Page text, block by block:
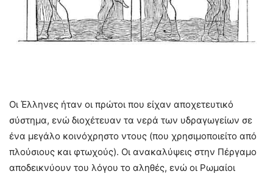
Οι Έλληνες ήταν οι πρώτοι που είχαν αποχετευτικό
σύστημα, ενώ διοχέτευαν τα νερά των υδραγωγείων σε
ένα μεγάλο κοινόχρηστο ντους (που χρησιμοποιείτο από
πλούσιους και φτωχούς). Οι ανακαλύψεις στην Πέργαμο
αποδεικνύουν του λόγου το αληθές, ενώ οι Ρωμαίοι